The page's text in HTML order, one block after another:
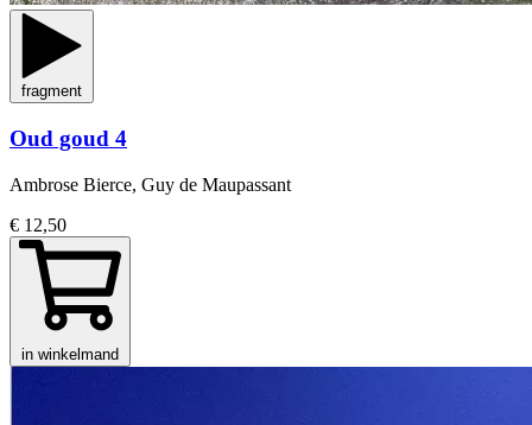
fragment
Oud goud 4
Ambrose Bierce, Guy de Maupassant
€ 12,50
in winkelmand